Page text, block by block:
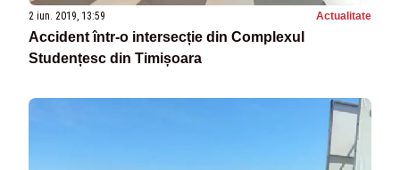
2 iun. 2019, 13:59 Actualitate
Accident într-o intersecție din Complexul
Studențesc din Timișoara